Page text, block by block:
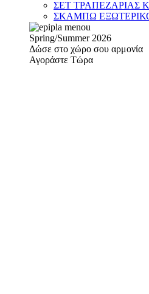
ΣΕΤ ΤΡΑΠΕΖΑΡΙΑΣ
ΣΚΑΜΠΩ
Spring/Summer 2026
Δώσε στο χώρο σου αρμονία
Αγοράστε Τώρα